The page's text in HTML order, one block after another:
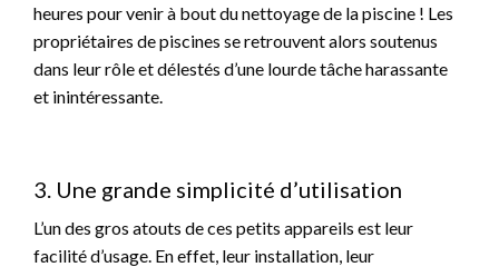
heures pour venir à bout du nettoyage de la piscine ! Les
propriétaires de piscines se retrouvent alors soutenus
dans leur rôle et délestés d’une lourde tâche harassante
et inintéressante.
3. Une grande simplicité d’utilisation
L’un des gros atouts de ces petits appareils est leur
facilité d’usage. En effet, leur installation, leur